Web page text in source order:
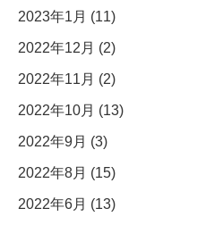
2023年1月 (11)
2022年12月 (2)
2022年11月 (2)
2022年10月 (13)
2022年9月 (3)
2022年8月 (15)
2022年6月 (13)